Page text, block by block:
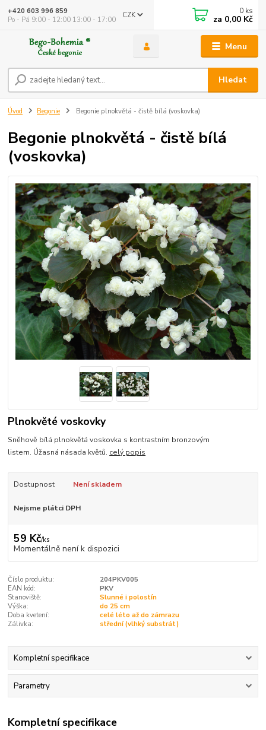
Menu
CZK
Hledat
+420 603 996 859
Po - Pá 9:00 - 12:00 13:00 - 17:00
0 ks
za 0,00 Kč
Úvod Begonie Begonie plnokvětá - čistě bílá (voskovka)
Begonie plnokvětá - čistě bílá
(voskovka)
Plnokvěté voskovky
Sněhově bílá plnokvětá voskovka s kontrastním bronzovým
listem. Úžasná násada květů. celý popis
Dostupnost Není skladem
Nejsme plátci DPH
59 Kč/ks
Momentálně není k dispozici
Číslo produktu:
204PKV005
EAN kód:
PKV
Stanoviště:
Slunné i polostín
Výška:
do 25 cm
Doba kvetení:
celé léto až do zámrazu
Zálivka:
střední (vlhký substrát)
Kompletní specifikace
Parametry
Kompletní specifikace